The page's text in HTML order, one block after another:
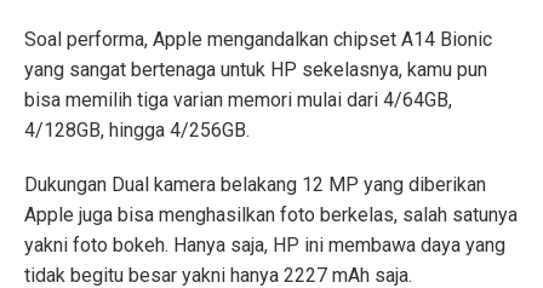
Soal performa, Apple mengandalkan chipset A14 Bionic
yang sangat bertenaga untuk HP sekelasnya, kamu pun
bisa memilih tiga varian memori mulai dari 4/64GB,
4/128GB, hingga 4/256GB.
Dukungan Dual kamera belakang 12 MP yang diberikan
Apple juga bisa menghasilkan foto berkelas, salah satunya
yakni foto bokeh. Hanya saja, HP ini membawa daya yang
tidak begitu besar yakni hanya 2227 mAh saja.